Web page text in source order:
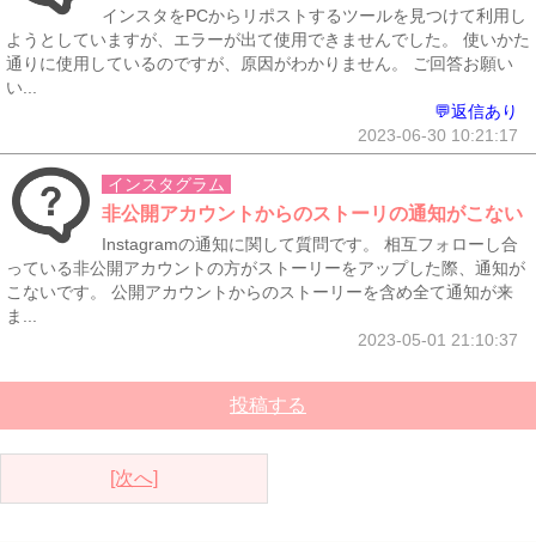
インスタをPCからリポストするツールを見つけて利用し
ようとしていますが、エラーが出て使用できませんでした。 使いかた
通りに使用しているのですが、原因がわかりません。 ご回答お願い
い...
💬返信あり
2023-06-30 10:21:17
インスタグラム
非公開アカウントからのストーリの通知がこない
Instagramの通知に関して質問です。 相互フォローし合
っている非公開アカウントの方がストーリーをアップした際、通知が
こないです。 公開アカウントからのストーリーを含め全て通知が来
ま...
2023-05-01 21:10:37
投稿する
[次へ]